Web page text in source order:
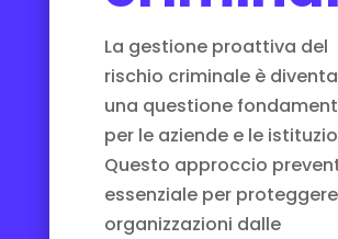
La gestione proattiva del
rischio criminale è
una questione
per le aziende e le
Questo approccio
essenziale per
organizzazioni dalle